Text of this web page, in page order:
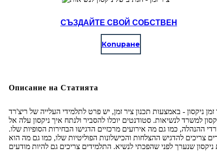
СЪЗДАЙТЕ СВОЙ СОБСТВЕН
Копиране
Описание на Статията
זמן ניקסון - באמצעות תכנון ציר זמן, יש פרט לתלמידי העלייה של ריצ'רד
למשרד לנשיאות. סטודנטים יוכלו להסביר ולנתח איך ניקסון עלה אל
ההנהלה, כמו גם מה אירועים מרכזיים הדגישו הבחירות הסופיות שלו.
צריכים להדגיש ההצלחות והכישלונות הפוליטיות שלו, כמו גם מה הוא
שנערך לפני שהפכתי לנשיא. התלמידים צריכים גם להיות מודעים